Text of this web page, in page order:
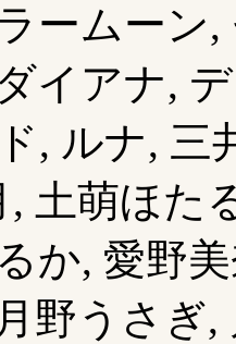
ームーン
イアナ,
, ルナ, 三
土萌ほた
か, 愛野
野うさぎ,